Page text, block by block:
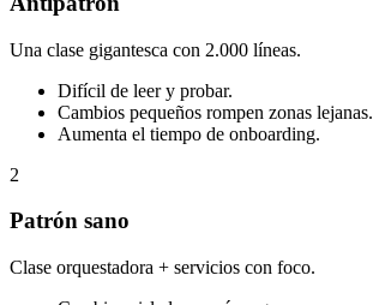
Una clase gigantesca con 2.000 líneas.
Difícil de leer y probar.
Cambios pequeños rompen zonas lejanas.
Aumenta el tiempo de onboarding.
2
Patrón sano
Clase orquestadora + servicios con foco.